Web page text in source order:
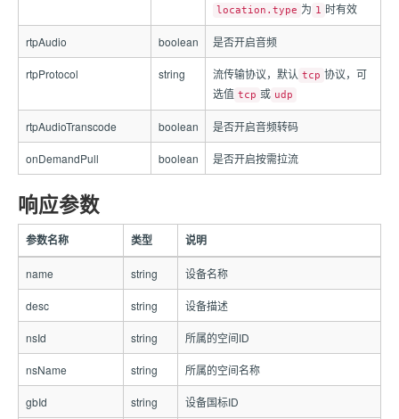
location.type 为 1 时有效
rtpAudio boolean 是否开启音频
rtpProtocol string 流传输协议，默认 tcp 协议，可
选值 tcp 或 udp
rtpAudioTranscode boolean 是否开启音频转码
onDemandPull boolean 是否开启按需拉流
响应参数
参数名称 类型 说明
name string 设备名称
desc string 设备描述
nsId string 所属的空间ID
nsName string 所属的空间名称
gbId string 设备国标ID